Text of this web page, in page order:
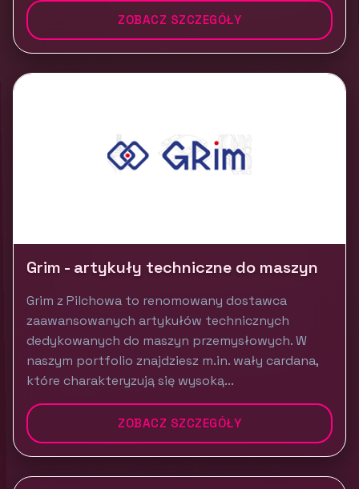
ZOBACZ SZCZEGÓŁY
Grim - artykuły techniczne do maszyn
Grim z Pilchowa to renomowany dostawca
zaawansowanych artykułów technicznych
dedykowanych do maszyn przemysłowych. W
naszym portfolio znajdziesz m.in. wały cardana,
które charakteryzują się wysoką...
ZOBACZ SZCZEGÓŁY